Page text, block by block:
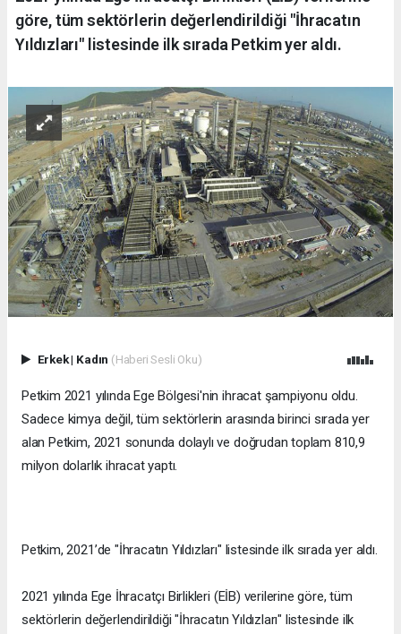
göre, tüm sektörlerin değerlendirildiği "İhracatın
Yıldızları" listesinde ilk sırada Petkim yer aldı.
Erkek| Kadın (Haberi Sesli Oku)
Petkim 2021 yılında Ege Bölgesi'nin ihracat şampiyonu oldu.
Sadece kimya değil, tüm sektörlerin arasında birinci sırada yer
alan Petkim, 2021 sonunda dolaylı ve doğrudan toplam 810,9
milyon dolarlık ihracat yaptı.
Petkim, 2021’de "İhracatın Yıldızları" listesinde ilk sırada yer aldı.
2021 yılında Ege İhracatçı Birlikleri (EİB) verilerine göre, tüm
sektörlerin değerlendirildiği "İhracatın Yıldızları" listesinde ilk